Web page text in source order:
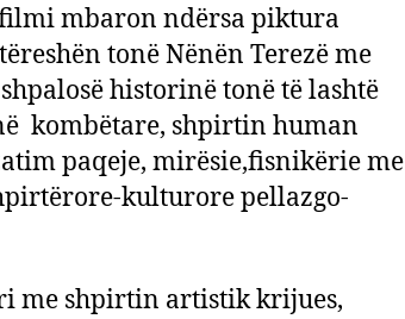
mbaron ndërsa piktura
tonë Nënën Terezë me
historinë tonë të lashtë
kombëtare, shpirtin human
paqeje, mirësie,fisnikërie me
kulturore pellazgo-
me shpirtin artistik krijues,